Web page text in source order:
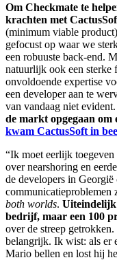
Om Checkmate te
krachten met
(minimum viable
gefocust op waar we
een robuuste back-end.
natuurlijk ook een sterke
onvoldoende expertise
een developer aan te
van vandaag niet evident.
de markt opgegaan om
kwam CactusSoft in
“Ik moet eerlijk
over nearshoring en
de developers in
communicatieproblemen
both worlds. Uiteindelijk
bedrijf, maar een 100
over de streep
belangrijk. Ik wist: als er
Mario bellen en lost hij